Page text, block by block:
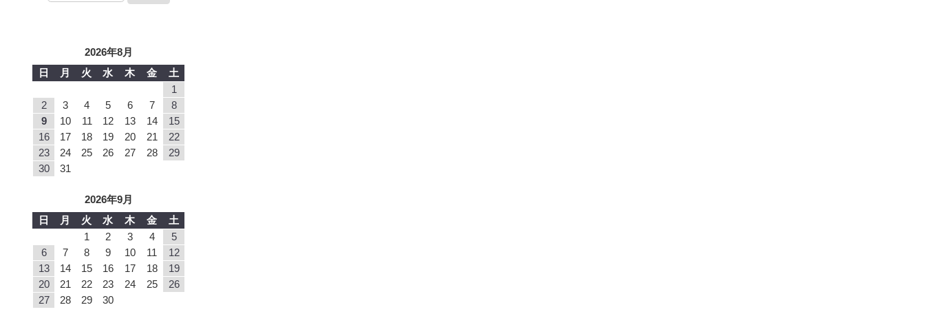
2026年8月
日
月 火 水 木 金
土
1
2
3 4 5 6 7
8
9
10 11 12 13 14
15
16
17 18 19 20 21
22
23
24 25 26 27 28
29
30
31
2026年9月
日
月 火 水 木 金
土
1
2 3 4
5
6
7 8 9 10 11
12
13
14 15 16 17 18
19
20
21 22 23 24 25
26
27
28 29 30